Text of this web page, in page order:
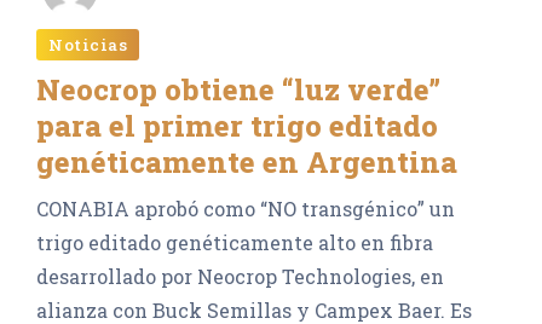
Noticias
Neocrop obtiene “luz verde”
para el primer trigo editado
genéticamente en Argentina
CONABIA aprobó como “NO transgénico” un
trigo editado genéticamente alto en fibra
desarrollado por Neocrop Technologies, en
alianza con Buck Semillas y Campex Baer. Es